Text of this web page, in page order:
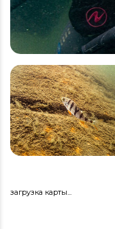
загрузка карты...